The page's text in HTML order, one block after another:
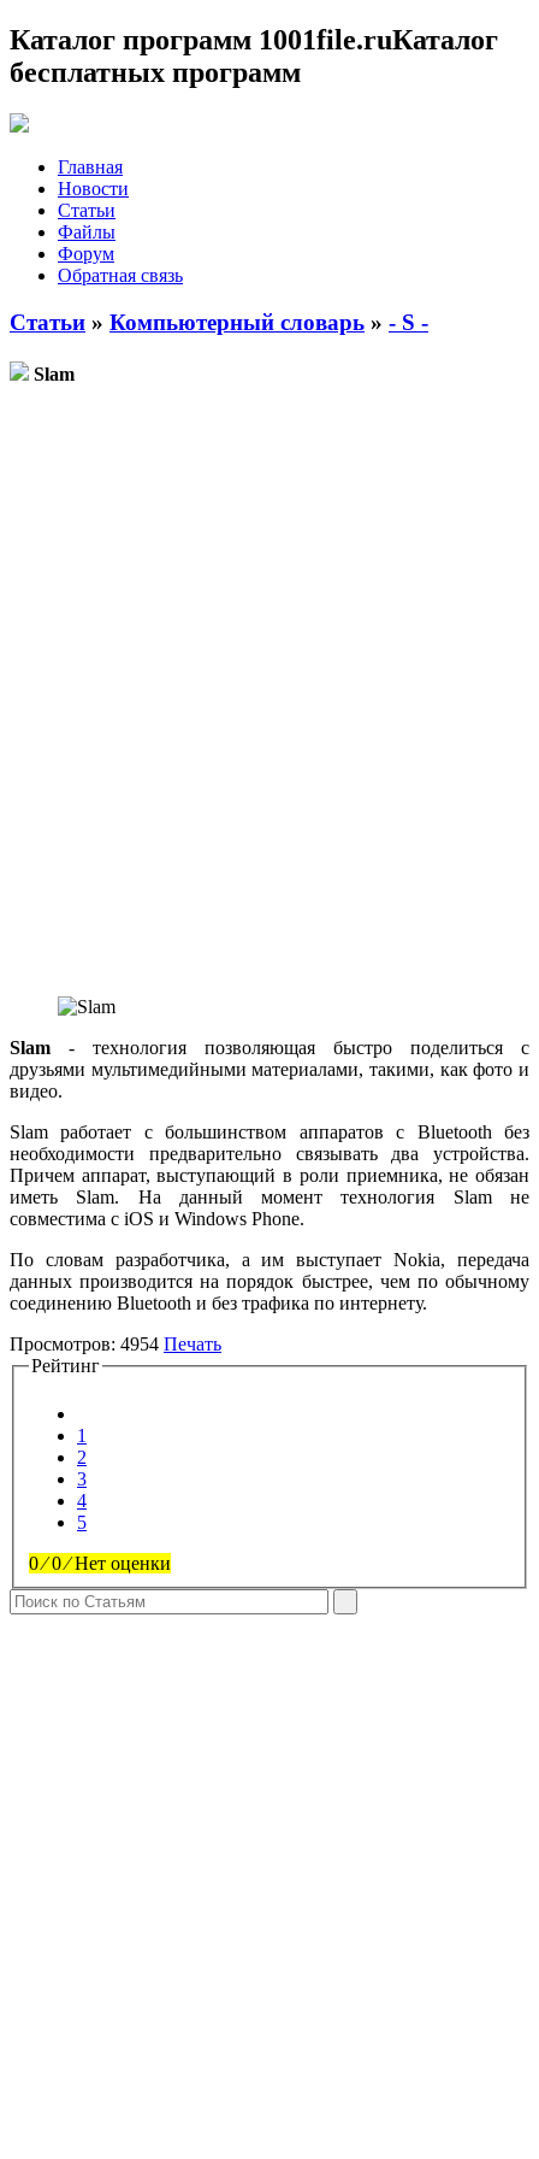
Каталог программ 1001file.ruКаталог
бесплатных программ
Главная
Новости
Статьи
Файлы
Форум
Обратная связь
Статьи » Компьютерный словарь » - S -
Slam
Slam - технология позволяющая быстро поделиться с
друзьями мультимедийными материалами, такими, как фото и
видео.
Slam работает с большинством аппаратов с Bluetooth без
необходимости предварительно связывать два устройства.
Причем аппарат, выступающий в роли приемника, не обязан
иметь Slam. На данный момент технология Slam не
совместима с iOS и Windows Phone.
По словам разработчика, а им выступает Nokia, передача
данных производится на порядок быстрее, чем по обычному
соединению Bluetooth и без трафика по интернету.
Просмотров: 4954 Печать
Рейтинг
1
2
3
4
5
0⁄0⁄Нет оценки